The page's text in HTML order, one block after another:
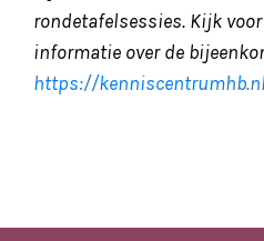
rondetafelsessies. Kijk
informatie over de
https://